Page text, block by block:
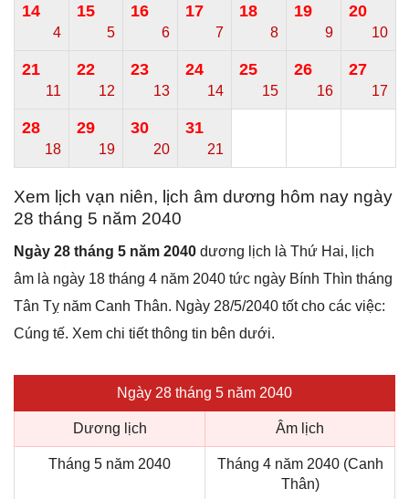
14
4
15
5
16
6
17
7
18
8
19
9
20
10
21
11
22
12
23
13
24
14
25
15
26
16
27
17
28
18
29
19
30
20
31
21
Xem lịch vạn niên, lịch âm dương hôm nay ngày
28 tháng 5 năm 2040
Ngày 28 tháng 5 năm 2040 dương lịch là Thứ Hai, lịch
âm là ngày 18 tháng 4 năm 2040 tức ngày Bính Thìn tháng
Tân Tỵ năm Canh Thân. Ngày 28/5/2040 tốt cho các việc:
Cúng tế. Xem chi tiết thông tin bên dưới.
Ngày 28 tháng 5 năm 2040
Dương lịch Âm lịch
Tháng 5 năm 2040
Tháng 4 năm 2040 (Canh
Thân)